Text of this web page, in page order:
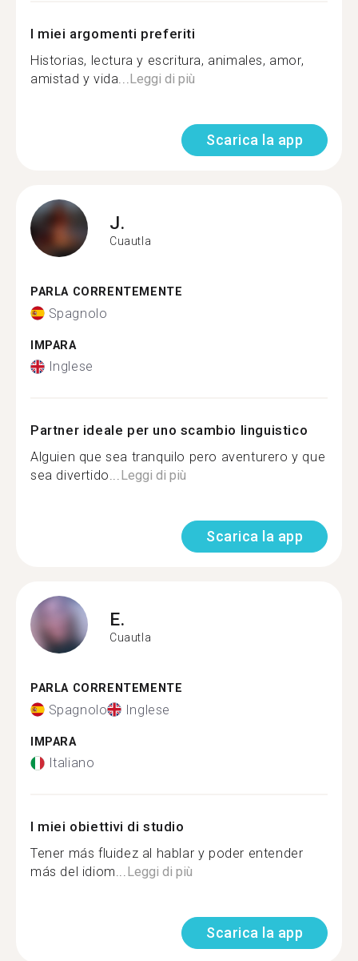
I miei argomenti preferiti
Historias, lectura y escritura, animales, amor,
amistad y vida...Leggi di più
Scarica la app
J.
Cuautla
PARLA CORRENTEMENTE
Spagnolo
IMPARA
Inglese
Partner ideale per uno scambio linguistico
Alguien que sea tranquilo pero aventurero y que
sea divertido...Leggi di più
Scarica la app
E.
Cuautla
PARLA CORRENTEMENTE
Spagnolo Inglese
IMPARA
Italiano
I miei obiettivi di studio
Tener más fluidez al hablar y poder entender
más del idiom...Leggi di più
Scarica la app